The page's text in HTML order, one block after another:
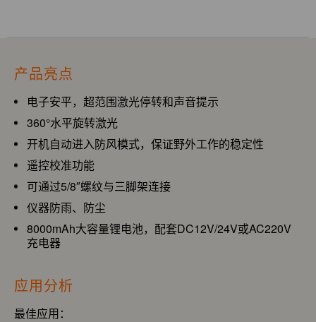
产品亮点
电子安平，超范围激光停转和声音提示
360°水平旋转激光
开机自动进入防风模式，保证野外工作的稳定性
遥控校准功能
可通过5/8″螺纹与三脚架连接
仪器防雨、防尘
8000mAh大容量锂电池，配套DC12V/24V或AC220V
充电器
应用分析
最佳应用：